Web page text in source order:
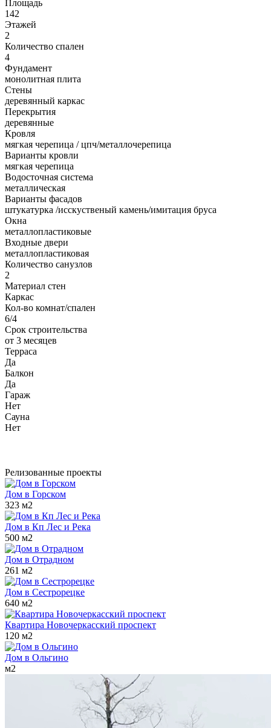
Площадь
142
Этажей
2
Количество спален
4
Фундамент
монолитная плита
Стены
деревянный каркас
Перекрытия
деревянные
Кровля
мягкая черепица / цпч/металлочерепица
Варианты кровли
мягкая черепица
Водосточная система
металлическая
Варианты фасадов
штукатурка /исскуственый камень/имитация бруса
Окна
металлопластиковые
Входные двери
металлопластиковая
Количество санузлов
2
Материал стен
Каркас
Кол-во комнат/спален
6/4
Срок строительства
от 3 месяцев
Терраса
Да
Балкон
Да
Гараж
Нет
Сауна
Нет
Релизованные проекты
Дом в Горском
323 м2
Дом в Кп Лес и Река
500 м2
Дом в Отрадном
261 м2
Дом в Сестрорецке
640 м2
Квартира Новочеркасский проспект
120 м2
Дом в Ольгино
м2